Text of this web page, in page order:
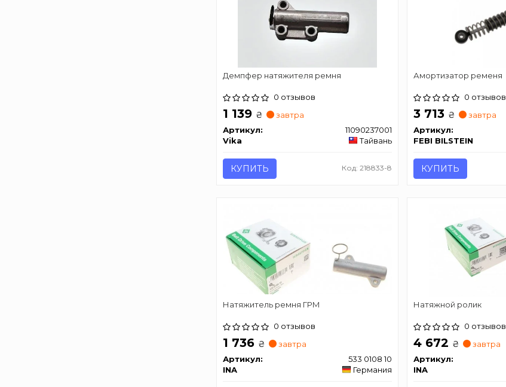
Демпфер натяжителя ремня
0 отзывов
1 139 ₴
завтра
Артикул:
11090237001
Vika
Тайвань
КУПИТЬ Код: 218833-8
Амортизатор ременя
0 отзывов
3 713 ₴
завтра
Артикул:
FEBI BILSTEIN
КУПИТЬ
Натяжитель ремня ГРМ
0 отзывов
1 736 ₴
завтра
Артикул:
533 0108 10
INA
Германия
Натяжной ролик
0 отзывов
4 672 ₴
завтра
Артикул:
INA